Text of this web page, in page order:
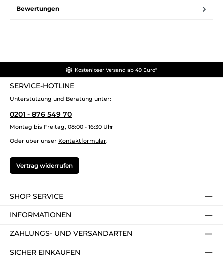
Bewertungen
Kostenloser Versand ab 49 Euro*
SERVICE-HOTLINE
Unterstützung und Beratung unter:
0201 - 876 549 70
Montag bis Freitag, 08:00 - 16:30 Uhr
Oder über unser Kontaktformular.
Vertrag widerrufen
SHOP SERVICE
INFORMATIONEN
ZAHLUNGS- UND VERSANDARTEN
SICHER EINKAUFEN